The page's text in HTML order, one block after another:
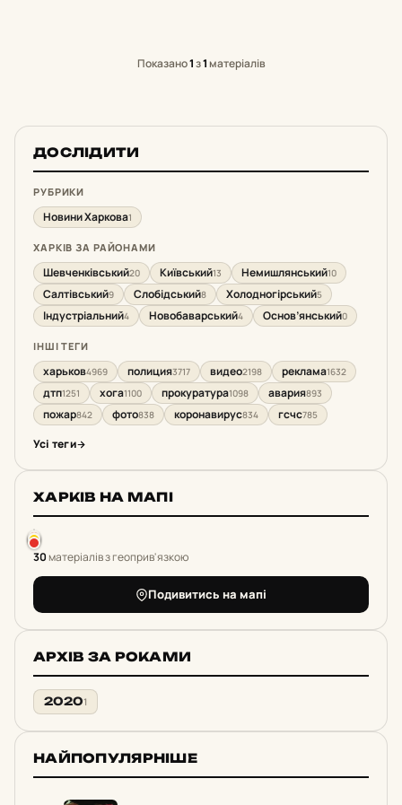
Показано1з1матеріалів
ДОСЛІДИТИ
РУБРИКИ
Новини Харкова1
ХАРКІВ ЗА РАЙОНАМИ
Шевченківський20 Київський13 Немишлянський10
Салтівський9 Слобідський8 Холодногірський5
Індустріальний4 Новобаварський4 Основ’янський0
ІНШІ ТЕГИ
харьков4969 полиция3717 видео2198 реклама1632
дтп1251 хога1100 прокуратура1098 авария893
пожар842 фото838 коронавирус834 гсчс785
Усі теги
ХАРКІВ НА МАПІ
30матеріалів з геоприв'язкою
Подивитись на мапі
АРХІВ ЗА РОКАМИ
20201
НАЙПОПУЛЯРНІШЕ